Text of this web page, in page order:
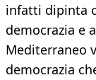
infatti dipinta
democrazia e
Mediterra­neo
de­mocrazia